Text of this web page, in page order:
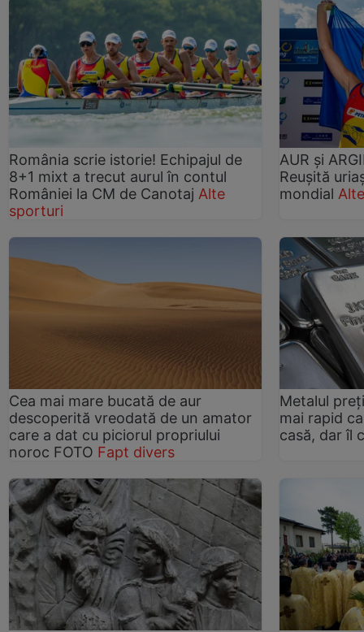
România scrie istorie! Echipajul de
8+1 mixt a trecut aurul în contul
României la CM de Canotaj Alte
sporturi
AUR și
Reușită
mondial
Cea mai mare bucată de aur
descoperită vreodată de un amator
care a dat cu piciorul propriului
noroc FOTO Fapt divers
Metalul
mai rapid
casă, dar îl